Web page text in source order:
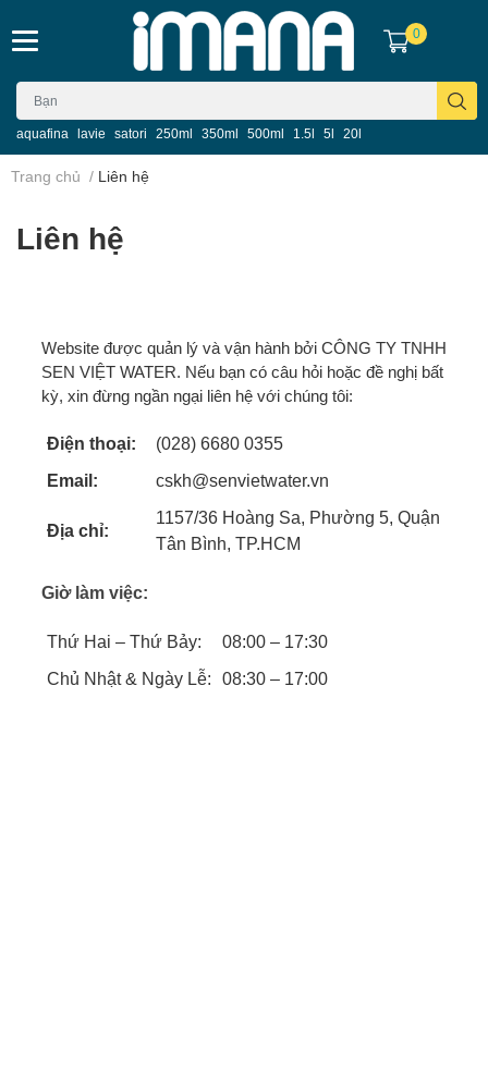
aquafina lavie satori 250ml 350ml 500ml 1.5l 5l 20l
0
Trang chủ / Liên hệ
Liên hệ
Website được quản lý và vận hành bởi CÔNG TY TNHH
SEN VIỆT WATER. Nếu bạn có câu hỏi hoặc đề nghị bất
kỳ, xin đừng ngần ngại liên hệ với chúng tôi:
Điện thoại:
(028) 6680 0355
Email:
cskh@senvietwater.vn
Địa chỉ:
1157/36 Hoàng Sa, Phường 5, Quận
Tân Bình, TP.HCM
Giờ làm việc:
Thứ Hai – Thứ Bảy:
08:00 – 17:30
Chủ Nhật & Ngày Lễ: 08:30 – 17:00